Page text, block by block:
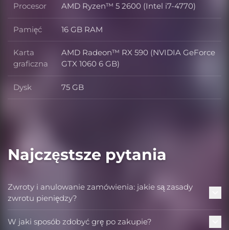
Procesor Procesor
AMD Ryzen™ 5 2600 (Intel i7-4770)
Pamięć Pamięć
16 GB RAM
Karta
graficzna
Karta graficzna
AMD Radeon™ RX 590 (NVIDIA GeForce
GTX 1060 6 GB)
Dysk Dysk
75 GB
Najczęstsze pytania
Zwroty i anulowanie zamówienia: jakie są zasady
zwrotu pieniędzy?
W jaki sposób zdobyć grę po zakupie?